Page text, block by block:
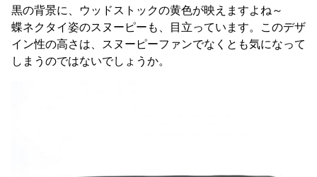
黒の背景に、ウッドストックの黄色が映えますよね～
蝶ネクタイ姿のスヌーピーも、目立っています。このデザ
イン性の高さは、スヌーピーファンでなくとも気になって
しまうのではないでしょうか。